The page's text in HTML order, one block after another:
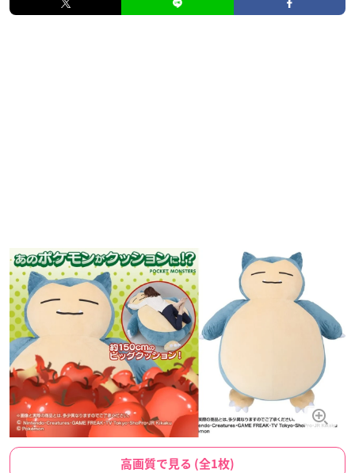
高画質で見る (全1枚)